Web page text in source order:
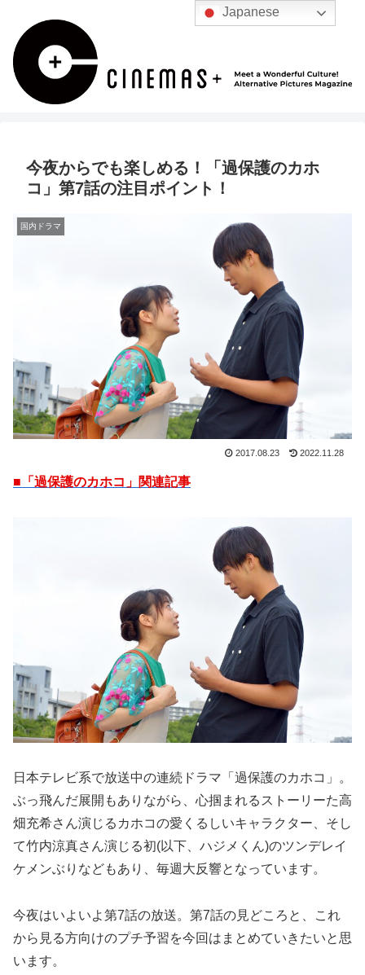
今夜からでも楽しめる！「過保護のカホ
コ」第7話の注目ポイント！
国内ドラマ
2017.08.23 2022.11.28
■「過保護のカホコ」関連記事
日本テレビ系で放送中の連続ドラマ「過保護のカホコ」。
ぶっ飛んだ展開もありながら、心掴まれるストーリーた高
畑充希さん演じるカホコの愛くるしいキャラクター、そし
て竹内涼真さん演じる初(以下、ハジメくん)のツンデレイ
ケメンぶりなどもあり、毎週大反響となっています。
今夜はいよいよ第7話の放送。第7話の見どころと、これ
から見る方向けのプチ予習を今回はまとめていきたいと思
います。
Japanese